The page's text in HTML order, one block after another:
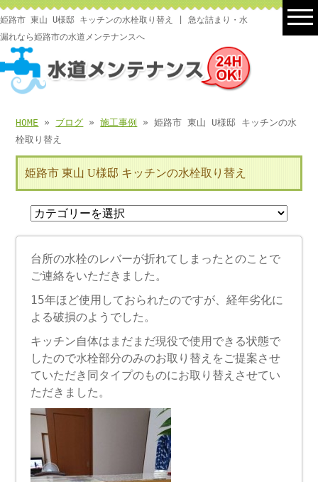
姫路市 東山 U様邸 キッチンの水栓取り替え | 急な詰まり・水
漏れなら姫路市の水道メンテナンスへ
HOME » ブログ »施工事例
» 姫路市 東山 U様邸 キッチンの水
栓取り替え
姫路市 東山 U様邸 キッチンの水栓取り替え
台所の水栓のレバーが折れてしまったとのことで
ご連絡をいただきました。
15年ほど使用しておられたのですが、経年劣化に
よる破損のようでした。
キッチン自体はまだまだ現役で使用できる状態で
したので水栓部分のみのお取り替えをご提案させ
ていただき同タイプのものにお取り替えさせてい
ただきました。